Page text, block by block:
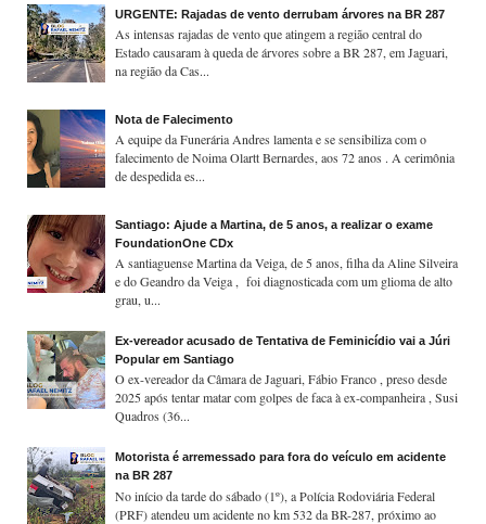
URGENTE: Rajadas de vento derrubam árvores na BR 287
As intensas rajadas de vento que atingem a região central do
Estado causaram à queda de árvores sobre a BR 287, em Jaguari,
na região da Cas...
Nota de Falecimento
A equipe da Funerária Andres lamenta e se sensibiliza com o
falecimento de Noima Olartt Bernardes, aos 72 anos . A cerimônia
de despedida es...
Santiago: Ajude a Martina, de 5 anos, a realizar o exame
FoundationOne CDx
A santiaguense Martina da Veiga, de 5 anos, filha da Aline Silveira
e do Geandro da Veiga , foi diagnosticada com um glioma de alto
grau, u...
Ex-vereador acusado de Tentativa de Feminicídio vai a Júri
Popular em Santiago
O ex-vereador da Câmara de Jaguari, Fábio Franco , preso desde
2025 após tentar matar com golpes de faca à ex-companheira , Susi
Quadros (36...
Motorista é arremessado para fora do veículo em acidente
na BR 287
No início da tarde do sábado (1º), a Polícia Rodoviária Federal
(PRF) atendeu um acidente no km 532 da BR-287, próximo ao